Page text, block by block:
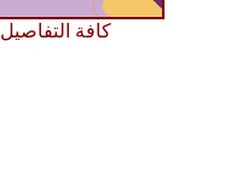
كافة التفاصيل